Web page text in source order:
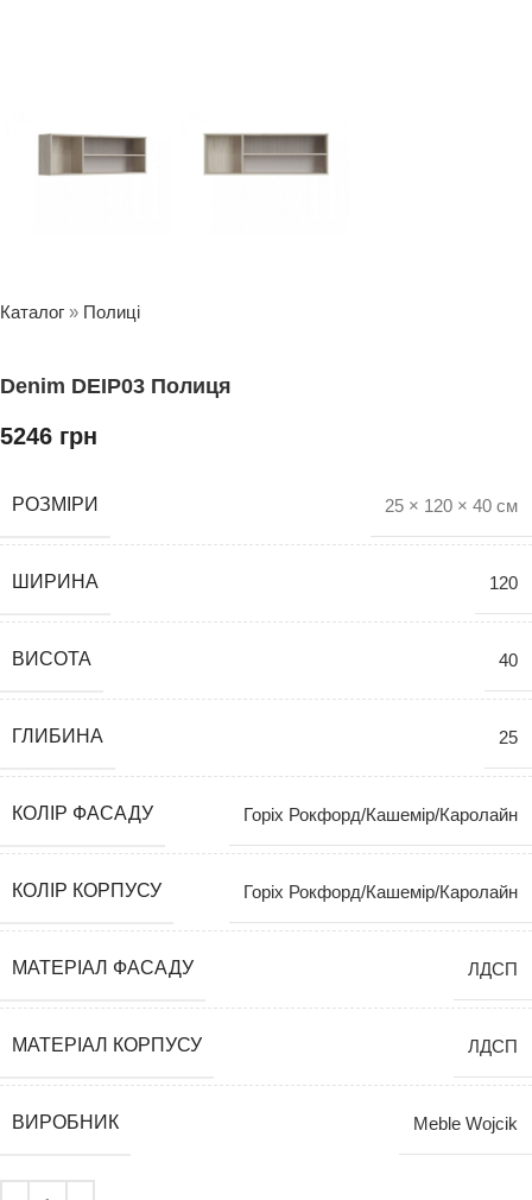
Каталог » Полиці
Denim DEIP03 Полиця
5246 грн
РОЗМІРИ 25 × 120 × 40 см
ШИРИНА 120
ВИСОТА 40
ГЛИБИНА 25
КОЛІР ФАСАДУ Горіх Рокфорд/Кашемір/Каролайн
КОЛІР КОРПУСУ Горіх Рокфорд/Кашемір/Каролайн
МАТЕРІАЛ ФАСАДУ ЛДСП
МАТЕРІАЛ КОРПУСУ ЛДСП
ВИРОБНИК Meble Wojcik